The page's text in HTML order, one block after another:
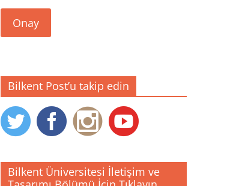
Onay
Bilkent Post’u takip edin
Bilkent Üniversitesi İletişim ve